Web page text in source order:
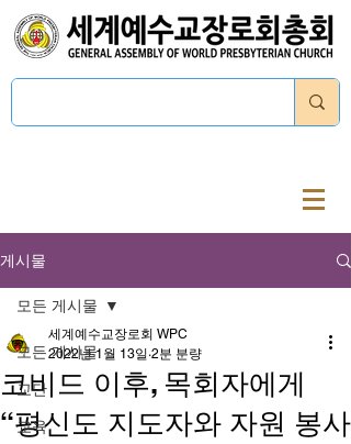
게시물
모든 게시물
교단
교육
모든 게시물
코비드 이후, 목회자에게
“평신도 지도자와 자원 봉사
세계예수교장로회 WPC
2022년 1월 13일 2분 분량